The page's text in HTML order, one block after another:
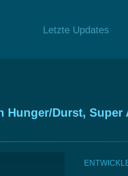
Letzte Updates
Hunger/Durst,